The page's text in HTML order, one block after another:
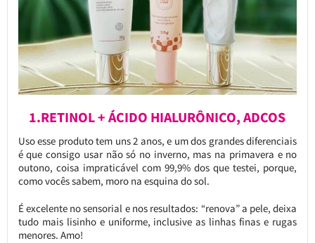
1.RETINOL + ÁCIDO HIALURÔNICO, ADCOS
Uso esse produto tem uns 2 anos, e um dos grandes diferenciais
é que consigo usar não só no inverno, mas na primavera e no
outono, coisa impraticável com 99,9% dos que testei, porque,
como vocês sabem, moro na esquina do sol.
É excelente no sensorial e nos resultados: “renova” a pele, deixa
tudo mais lisinho e uniforme, inclusive as linhas finas e rugas
menores. Amo!